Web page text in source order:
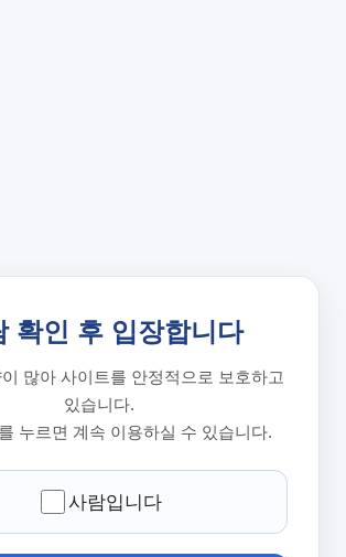
확인 후 입장합니다
많아 사이트를 안정적으로 보호하고
있습니다.
누르면 계속 이용하실 수 있습니다.
사람입니다